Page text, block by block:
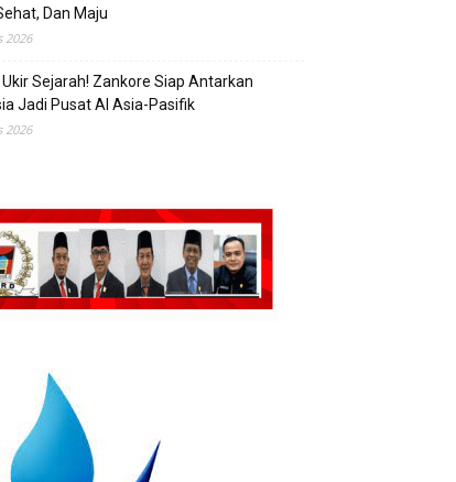
Dan Maju
2026
Ukir Sejarah! Zankore Siap Antarkan
Jadi Pusat AI Asia-Pasifik
2026